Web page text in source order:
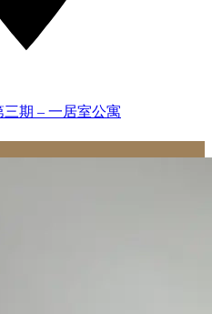
三期 – 一居室公寓